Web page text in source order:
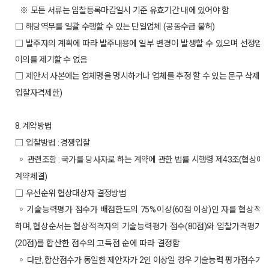
※ 모든 서류는 입찰등록마감일시 기준 유효기간 내에 있어야 함
□ 해당역무를 일괄 수행할 수 있는 단일업체 (공동수급 불허)
□ 발주자의 계획에 따라 발주내용에 일부 변경이 발생할 수 있으며 선정업
이의를 제기할 수 없음
□ 제안서 사본에는 업체명을 명시하거나 업체를 추정 할 수 있는 문구 삭제
입찰자격제한)
8. 계약방법
□ 입찰방법 :경쟁입찰
◦ 관련조항 :국가를 당사자로 하는 계약에 관한 법률 시행령 제43조(협상에
계약체결)
□ 우선순위 협상대상자 결정방법
◦ 기술능력평가 점수가 배점한도의 75%이상(60점 이상)인 자를 협상적
하며,협상순서는 협상적격자의 기술능력평가 점수(80점)와 입찰가격평가
(20점)를 합산한 점수의 고득점 순에 따라 결정함
◦ 다만,합산점수가 동일한 제안자가 2인 이상일 경우 기술능력 평가점수가